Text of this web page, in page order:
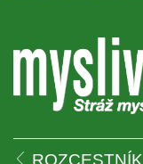
ROZCESTNÍK